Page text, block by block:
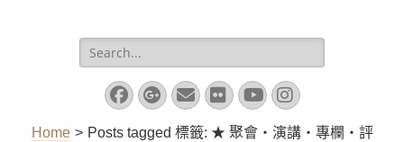
Search
for:
Facebook
Googleplus
EmailFlickrYouTube
Instagram
Home > Posts tagged 標籤: ★ 聚會‧演講‧專欄‧評